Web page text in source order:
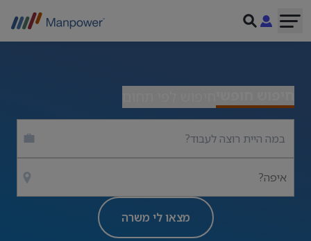
איפה?
מצאו לי משרה